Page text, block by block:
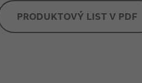
PRODUKTOVÝ LIST V PDF